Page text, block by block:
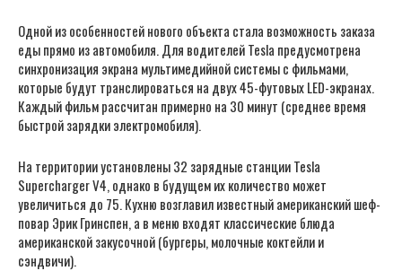
Одной из особенностей нового объекта стала возможность заказа
еды прямо из автомобиля. Для водителей Tesla предусмотрена
синхронизация экрана мультимедийной системы с фильмами,
которые будут транслироваться на двух 45-футовых LED-экранах.
Каждый фильм рассчитан примерно на 30 минут (среднее время
быстрой зарядки электромобиля).
На территории установлены 32 зарядные станции Tesla
Supercharger V4, однако в будущем их количество может
увеличиться до 75. Кухню возглавил известный американский шеф-
повар Эрик Гринспен, а в меню входят классические блюда
американской закусочной (бургеры, молочные коктейли и
сэндвичи).